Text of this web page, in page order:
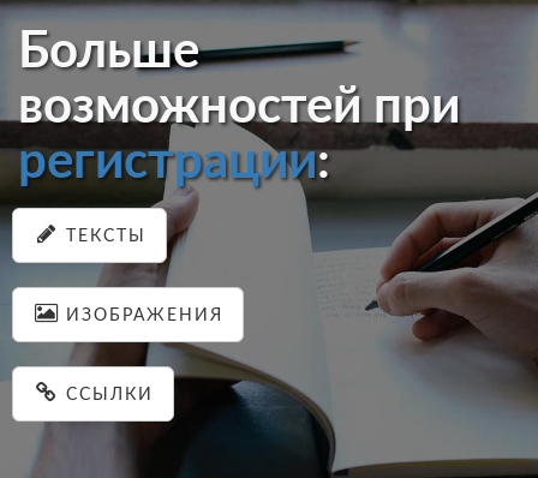
Больше
возможностей при
регистрации:
ТЕКСТЫ
ИЗОБРАЖЕНИЯ
ССЫЛКИ